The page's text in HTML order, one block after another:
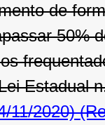
de
50%
Estadual
11/2020)